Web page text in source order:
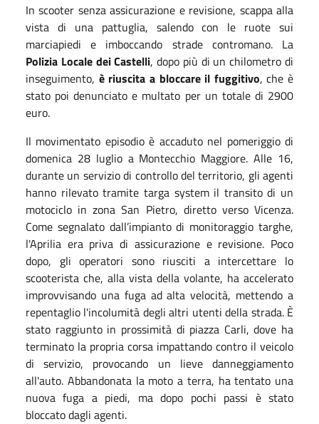
In scooter senza assicurazione e revisione, scappa alla
vista di una pattuglia, salendo con le ruote sui
marciapiedi e imboccando strade contromano. La
Polizia Locale dei Castelli, dopo più di un chilometro di
inseguimento, è riuscita a bloccare il fuggitivo, che è
stato poi denunciato e multato per un totale di 2900
euro.
Il movimentato episodio è accaduto nel pomeriggio di
domenica 28 luglio a Montecchio Maggiore. Alle 16,
durante un servizio di controllo del territorio, gli agenti
hanno rilevato tramite targa system il transito di un
motociclo in zona San Pietro, diretto verso Vicenza.
Come segnalato dall’impianto di monitoraggio targhe,
l'Aprilia era priva di assicurazione e revisione. Poco
dopo, gli operatori sono riusciti a intercettare lo
scooterista che, alla vista della volante, ha accelerato
improvvisando una fuga ad alta velocità, mettendo a
repentaglio l'incolumità degli altri utenti della strada. È
stato raggiunto in prossimità di piazza Carli, dove ha
terminato la propria corsa impattando contro il veicolo
di servizio, provocando un lieve danneggiamento
all'auto. Abbandonata la moto a terra, ha tentato una
nuova fuga a piedi, ma dopo pochi passi è stato
bloccato dagli agenti.